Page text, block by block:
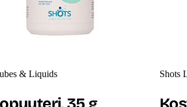
& Liquids Shots